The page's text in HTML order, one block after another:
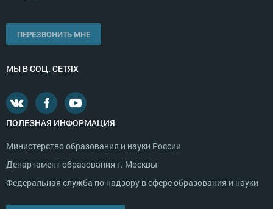
ПЕРЕЗВОНИТЬ МНЕ
МЫ В СОЦ. СЕТЯХ
ПОЛЕЗНАЯ ИНФОРМАЦИЯ
Министерство образования и науки России
Департамент образования г. Москвы
Федеральная служба по надзору в сфере образования и науки